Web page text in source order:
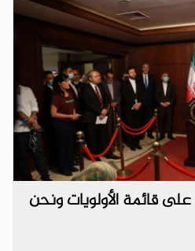
على قائمة الأولويات ونحن